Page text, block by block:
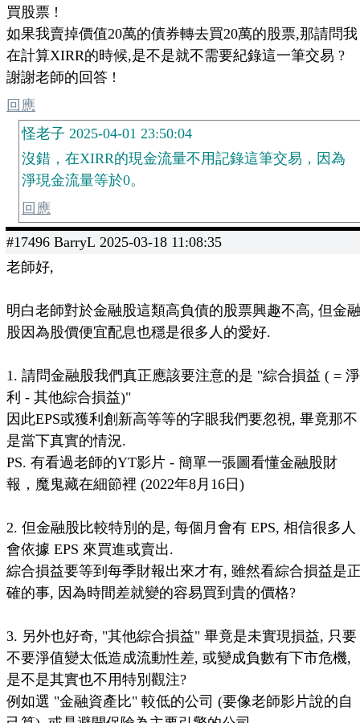
買股票 !
如果我賣掉價值20萬的債券轉去買20萬的股票,那請問我
在計算XIRR的時候,是不是就不需要紀錄這一筆交易 ?
謝謝老師的回答 !
回應
怪老子 2025-04-01 23:50:04
沒錯，在XIRR的現金流量不用記錄這筆交易，因為
淨現金流量等於0。
回應
#17496 BarryL 2025-03-18 11:08:35
老師好,
明白老師對於金融股這類高負債的股票興趣不高, 但金
股因為股價便宜配息也穩是很多人的愛好.
1. 請問金融股我們真正應該要注意的是 "綜合損益 ( = 淨
利 - 其他綜合損益)"
因此EPS或獲利創新高等等的字眼我們要忽視, 畢竟那不
是當下真實的情況.
PS. 有看過老師的YT影片 - 簡單一張圖看懂金融股財
報，魔鬼藏在細節裡 (2022年8月16日)
2. 但金融股比較特別的是, 每個月會有 EPS, 相信很多人
會依據 EPS 來買進或賣出.
綜合損益要等到每季財報出來才有, 雖然看綜合損益是
確的事, 因為時間差就變的容易買到貴的價格?
3. 另外也好奇, "其他綜合損益" 畢竟是未實現損益, 只要
不要淨值變太低造成流動性差, 或變成負數有下市危機,
是不是其實也不用特別觀注?
例如選 "金融資產比" 較低的公司 (要像老師影片說的自